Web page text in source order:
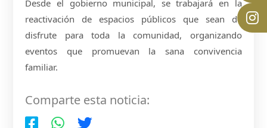
Desde el gobierno municipal, se trabajará en la
reactivación de espacios públicos que sean de
disfrute para toda la comunidad, organizando
eventos que promuevan la sana convivencia
familiar.
Comparte esta noticia: